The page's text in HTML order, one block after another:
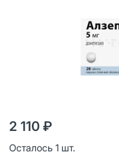
2 110 ₽
Осталось 1 шт.